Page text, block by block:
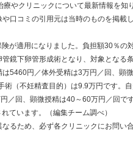
やクリニックについて最新情報を知
口コミの引用元は当時のものを掲載
が適用になりました。負担額30％の
鏡下卵管形成術となり、対象となる
5460円／体外受精は3万円／回、顕
（不妊精査目的）は9.9万円です。
／回、顕微授精は40～60万円／回で
ています。（編集チーム調べ）
るため、必ず各クリニックにお問い